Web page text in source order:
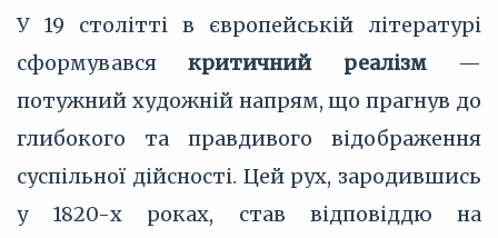
У 19 столітті в європейській літературі
сформувавсякритичний реалізм—
потужний художній напрям, що прагнув до
глибокого та правдивого відображення
суспільної дійсності. Цей рух, зародившись
у 1820-х роках, став відповіддю на